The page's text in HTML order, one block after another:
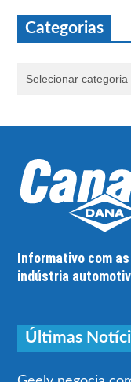
Categorias
Informativo com
indústria
Últimas